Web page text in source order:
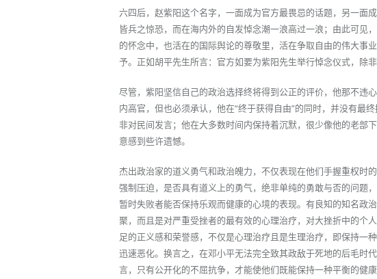
六四后，赵紫阳这个名字，一面成为官方最畏忌的话题，另一面
皆兵之惊恐，而在海内外的自发悼念潮一浪高过一浪；由此可见
的怀念中，也活在的国际舆论的尊敬里，活在争取自由的伟大事
予。正如胡平先生所言：官方如要为紫阳先生举行悼念仪式，除
尽管，紫阳坚信自己的政治选择终将得到公正的评价，他那不违
内高官，但也必须承认，他在“终于获得自由”的同时，并没有最
非对民间发言；他在大多数时间内保持着沉默，很少像他的老部
意感到些许遗憾。
杰出政治家的道义勇气和政治魄力，不仅表现在他们手握重权时
强制压迫，是否具有道义上的勇气，绝非单纯的勇敢与否的问题
暂时失败者能否保持乐观而健康的心境的表现。有良知的知名政
聚，而且是对严重受挫者的最有效的心理治疗，对大挫折中的个
足的正义感和荣誉感，不仅是心理治疗且是生理治疗，即保持一
迅速恶化。换言之，在邓小平无法完全致其政敌于死地的后毛时
言，只有公开化的不屈抗争，才能使他们既能保持一种平衡的健